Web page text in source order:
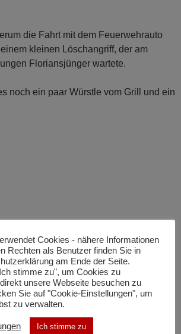
die Fahrt mit dem Feuerwehrauto
kleinen Löschangriff, der am
Floriansjünger wartete.
noch ein paar Würstle vom Grill und ein
Cookies - nähere Informationen
Rechten als Benutzer finden Sie in
am Ende der Seite.
stimme zu", um Cookies zu
unsere Webseite besuchen zu
Sie auf "Cookie-Einstellungen", um
zu verwalten.
Ich stimme zu